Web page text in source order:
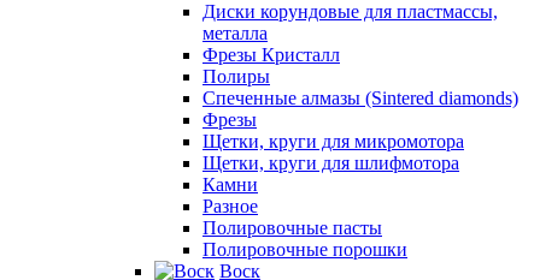
Диски корундовые для пластмассы,
металла
Фрезы Кристалл
Полиры
Спеченные алмазы (Sintered diamonds)
Фрезы
Щетки, круги для микромотора
Щетки, круги для шлифмотора
Камни
Разное
Полировочные пасты
Полировочные порошки
Воск